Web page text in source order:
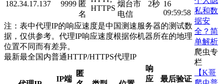
182.34.17.137 9999 匿
名
HTTPS
烟台市
电信
2秒 16
09:59:58
注：表中代理IP的响应速度是中国测速服务器的测试数
据，仅供参考。代理IP响应速度根据你机器所在的地理
位置不同而有差异。
最新最全国内普通HTTP/HTTPS代理IP
IP端
匿
响
应
最后验证
私和数
据安
全？简
单解析
爬虫专
栏
【K哥